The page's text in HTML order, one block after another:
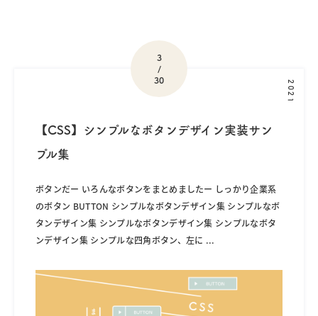
3
/
30
2021
【CSS】シンプルなボタンデザイン実装サン
プル集
ボタンだー いろんなボタンをまとめましたー しっかり企業系
のボタン BUTTON シンプルなボタンデザイン集 シンプルなボ
タンデザイン集 シンプルなボタンデザイン集 シンプルなボタ
ンデザイン集 シンプルな四角ボタン、左に ...